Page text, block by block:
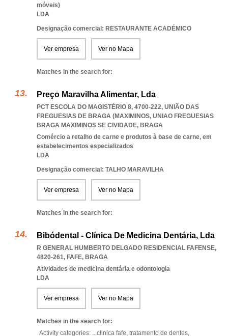
móveis)
LDA
Designação comercial: RESTAURANTE ACADÉMICO
Ver empresa Ver no Mapa
Matches in the search for:
Preço Maravilha Alimentar, Lda
PCT ESCOLA DO MAGISTÉRIO 8, 4700-222, UNIÃO DAS
FREGUESIAS DE BRAGA (MAXIMINOS, UNIAO FREGUESIAS
BRAGA MAXIMINOS SE CIVIDADE, BRAGA
Comércio a retalho de carne e produtos à base de carne, em
estabelecimentos especializados
LDA
Designação comercial: TALHO MARAVILHA
Ver empresa Ver no Mapa
Matches in the search for:
Bibódental - Clínica De Medicina Dentária, Lda
R GENERAL HUMBERTO DELGADO RESIDENCIAL FAFENSE,
4820-261, FAFE, BRAGA
Atividades de medicina dentária e odontologia
LDA
Ver empresa Ver no Mapa
Matches in the search for:
Activity categories: ...clinica fafe, tratamento de dentes,